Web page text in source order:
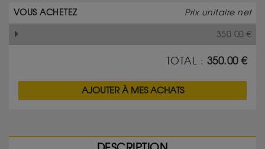
VOUS ACHETEZ Prix unitaire net
350.00 €
TOTAL : 350.00€
AJOUTER À MES ACHATS